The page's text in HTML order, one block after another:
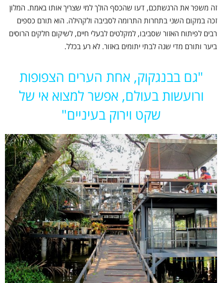
זה משפר את הרגשתכם, דעו שהכסף הולך למי שצריך אותו באמת. המלון
זכה במקום השני בתחרות התרומה לסביבה ולקהילה. הוא תורם כספים
רבים לפיתוח האזור שסביבו, למקלטים לבעלי חיים, לשיקום חלקים הרוסים
ביער ותורם מדי שנה לבתי יתומים באזור. לא רע בכלל.
"גם בבנגקוק, אחת הערים הצפופות
ורועשות בעולם, אפשר למצוא אי של
שקט וירוק בעיניים"